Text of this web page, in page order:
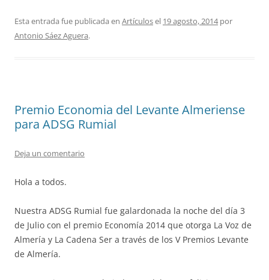
Esta entrada fue publicada en Artículosel 19 agosto, 2014por
Antonio Sáez Aguera.
Premio Economia del Levante Almeriense
para ADSG Rumial
Deja un comentario
Hola a todos.
Nuestra ADSG Rumial fue galardonada la noche del día 3
de Julio con el premio Economía 2014 que otorga La Voz de
Almería y La Cadena Ser a través de los V Premios Levante
de Almería.